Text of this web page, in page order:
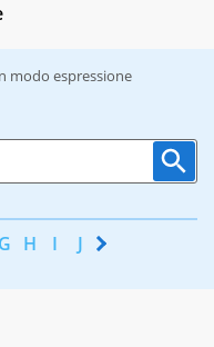
modo espressione
G H I J K